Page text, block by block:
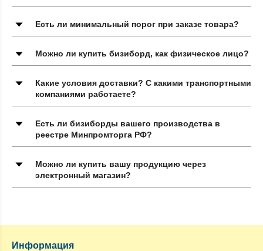
Есть ли минимальный порог при заказе товара?
Можно ли купить бизиборд, как физическое лицо?
Какие условия доставки? С какими транспортными
компаниями работаете?
Есть ли бизиборды вашего производства в
реестре Минпромторга РФ?
Можно ли купить вашу продукцию через
электронный магазин?
Информация